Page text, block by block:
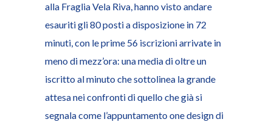
alla Fraglia Vela Riva, hanno visto andare
esauriti gli 80 posti a disposizione in 72
minuti, con le prime 56 iscrizioni arrivate in
meno di mezz’ora: una media di oltre un
iscritto al minuto che sottolinea la grande
attesa nei confronti di quello che già si
segnala come l’appuntamento one design di